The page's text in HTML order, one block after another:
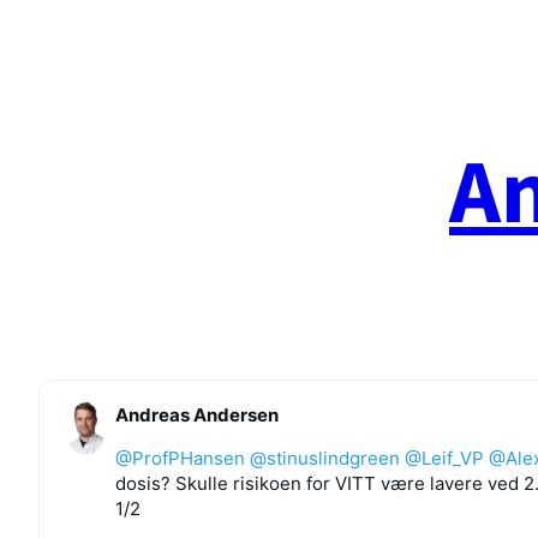
Andreas Andersen
@ProfPHansen @stinuslindgreen @Leif_VP
dosis? Skulle risikoen for VITT være lavere ved
1/2